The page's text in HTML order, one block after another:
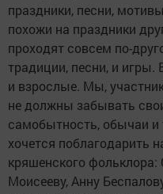
праздники, песни,
похожи на праздники
проходят совсем по-
традиции, песни, и игры.
и взрослые. Мы,
не должны забывать
самобытность, обычаи
хочется поблагодарить
кряшенского фольклора:
Моисееву, Анну